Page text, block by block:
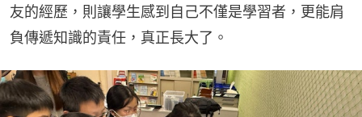
友的經歷，則讓學生感到自己不僅是學習者，更能肩
負傳遞知識的責任，真正長大了。